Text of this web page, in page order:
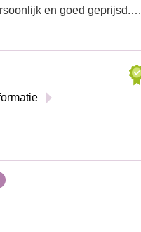
en goed geprijsd.…